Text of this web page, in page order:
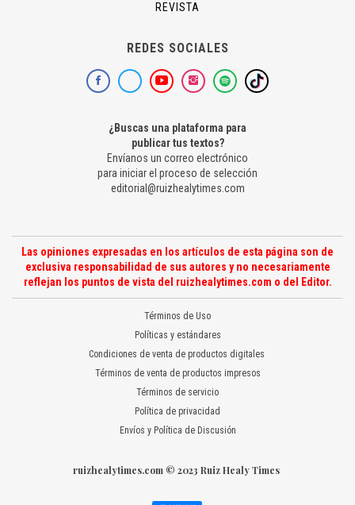
REVISTA
REDES SOCIALES
¿Buscas una plataforma para
publicar tus textos?
Envíanos un correo electrónico
para iniciar el proceso de selección
editorial@ruizhealytimes.com
Las opiniones expresadas en los artículos de esta página son de
exclusiva responsabilidad de sus autores y no necesariamente
reflejan los puntos de vista del ruizhealytimes.com o del Editor.
Términos de Uso
Políticas y estándares
Condiciones de venta de productos digitales
Términos de venta de productos impresos
Términos de servicio
Política de privacidad
Envíos y Política de Discusión
ruizhealytimes.com © 2023 Ruiz Healy Times